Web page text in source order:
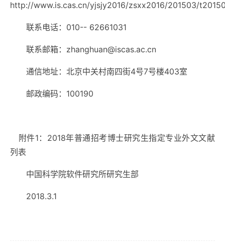
http://www.is.cas.cn/yjsjy2016/zsxx2016/201503/
联系电话： 010-- 62661031
联系邮箱： zhanghuan@iscas.ac.cn
通信地址：北京中关村南四街4号7号楼403室
邮政编码： 100190
附件1：2018年普通招考博士研究生指定专业外文文献
列表
中国科学院软件研究所研究生部
2018.3.1